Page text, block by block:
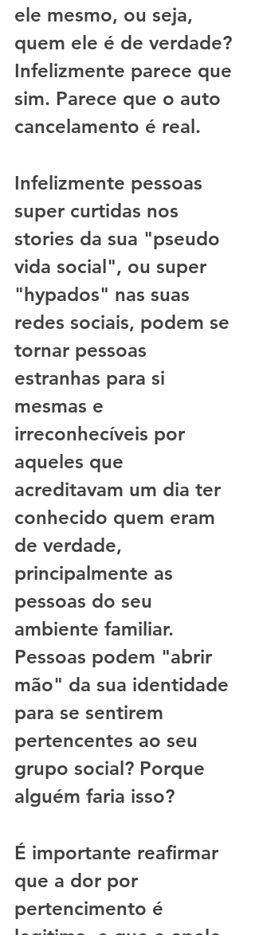
ele mesmo, ou seja,
quem ele é de verdade?
Infelizmente parece que
sim. Parece que o auto
cancelamento é real.
Infelizmente pessoas
super curtidas nos
stories da sua "pseudo
vida social", ou super
"hypados" nas suas
redes sociais, podem se
tornar pessoas
estranhas para si
mesmas e
irreconhecíveis por
aqueles que
acreditavam um dia ter
conhecido quem eram
de verdade,
principalmente as
pessoas do seu
ambiente familiar.
Pessoas podem "abrir
mão" da sua identidade
para se sentirem
pertencentes ao seu
grupo social? Porque
alguém faria isso?
É importante reafirmar
que a dor por
pertencimento é